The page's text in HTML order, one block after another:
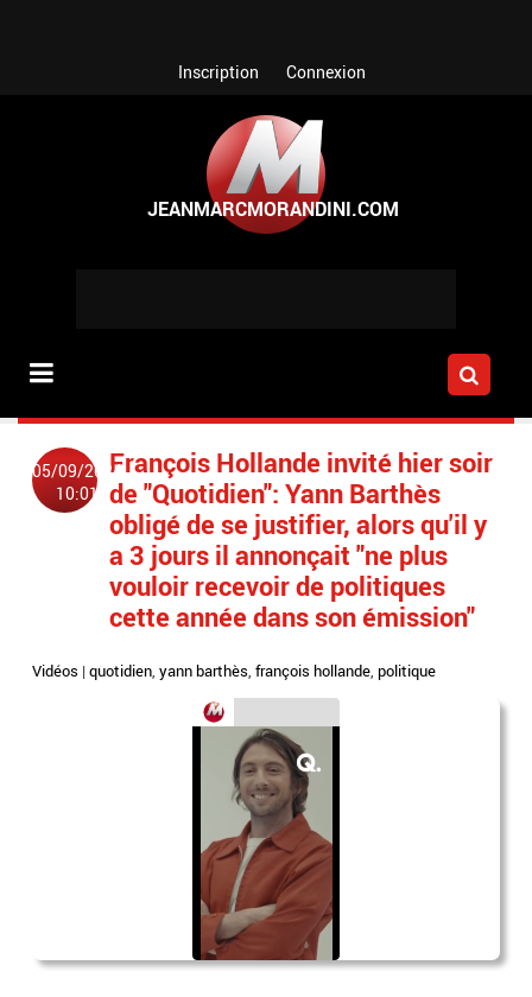
Inscription Connexion
05/09/2024
10:01
François Hollande invité hier soir
de "Quotidien": Yann Barthès
obligé de se justifier, alors qu'il y
a 3 jours il annonçait "ne plus
vouloir recevoir de politiques
cette année dans son émission"
Vidéos |quotidien,yann barthès,françois hollande,politique